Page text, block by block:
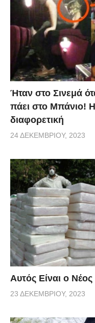
Ήταν στο Σινεμά
πάει στο Μπάνιο!
διαφορετική
24 ΔΕΚΕΜΒΡΊΟΥ, 2023
Αυτός Είναι ο
23 ΔΕΚΕΜΒΡΊΟΥ, 2023